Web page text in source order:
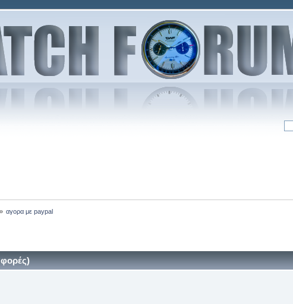
» αγορα με paypal